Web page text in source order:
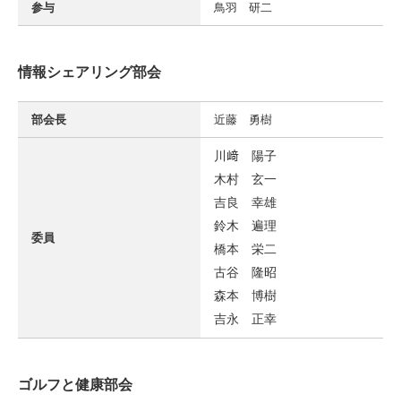
参与 鳥羽 研二
情報シェアリング部会
部会長 近藤 勇樹
委員
川﨑 陽子
木村 玄一
吉良 幸雄
鈴木 遍理
橋本 栄二
古谷 隆昭
森本 博樹
吉永 正幸
ゴルフと健康部会